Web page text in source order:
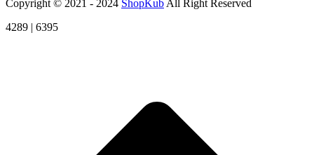
Copyright © 2021 - 2024 ShopKub All Right Reserved
4289 | 6395